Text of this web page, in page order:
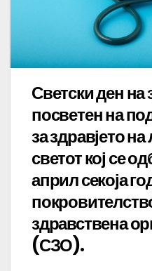
Светски ден на
посветен на
за здравјето
светот кој се
април секоја
здравствена
(СЗО).